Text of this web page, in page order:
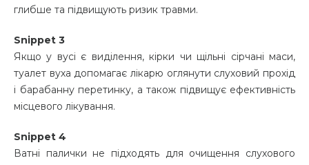
глибше та підвищують ризик травми.
Snippet 3
Якщо у вусі є виділення, кірки чи щільні сірчані маси,
туалет вуха допомагає лікарю оглянути слуховий прохід
і барабанну перетинку, а також підвищує ефективність
місцевого лікування.
Snippet 4
Ватні палички не підходять для очищення слухового